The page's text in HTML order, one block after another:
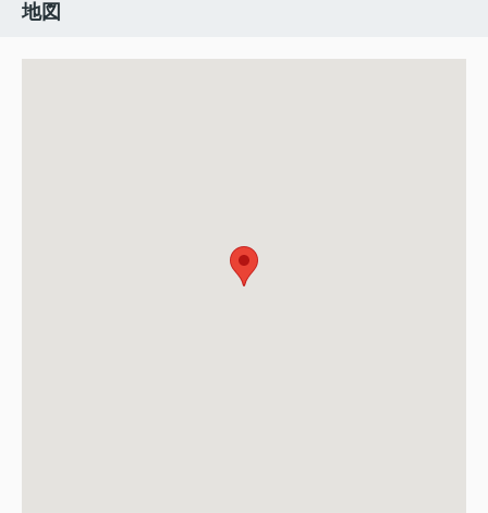
地図